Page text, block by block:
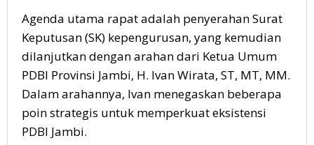
Agenda utama rapat adalah penyerahan Surat
Keputusan (SK) kepengurusan, yang kemudian
dilanjutkan dengan arahan dari Ketua Umum
PDBI Provinsi Jambi, H. Ivan Wirata, ST, MT, MM.
Dalam arahannya, Ivan menegaskan beberapa
poin strategis untuk memperkuat eksistensi
PDBI Jambi.